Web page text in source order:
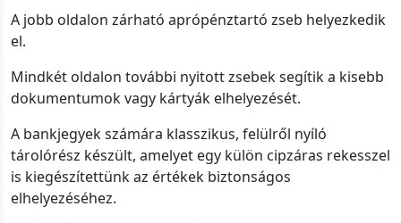
A jobb oldalon zárható aprópénztartó zseb helyezkedik
el.
Mindkét oldalon további nyitott zsebek segítik a kisebb
dokumentumok vagy kártyák elhelyezését.
A bankjegyek számára klasszikus, felülről nyíló
tárolórész készült, amelyet egy külön cipzáras rekesszel
is kiegészítettünk az értékek biztonságos
elhelyezéséhez.